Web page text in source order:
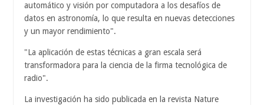
automático y visión por computadora a los desafíos de
datos en astronomía, lo que resulta en nuevas detecciones
y un mayor rendimiento".
"La aplicación de estas técnicas a gran escala será
transformadora para la ciencia de la firma tecnológica de
radio".
La investigación ha sido publicada en la revista Nature